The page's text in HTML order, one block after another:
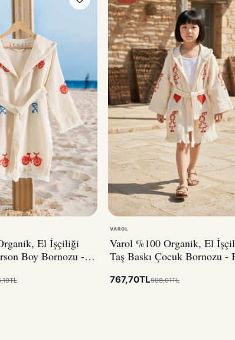
El İşçiliği
Boy Bornozu -
Varol %100 Organik, El
Taş Baskı Çocuk Bornozu -
767,70TL 998,01TL